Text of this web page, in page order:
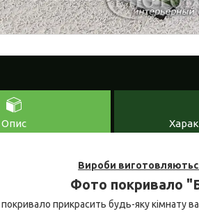
Опис
Вироби
Фото покривало
прикрасить будь-яку кімнату